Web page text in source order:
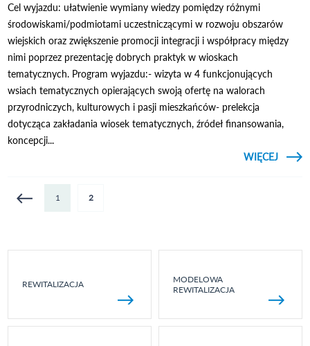
Cel wyjazdu: ułatwienie wymiany wiedzy pomiędzy różnymi
środowiskami/podmiotami uczestniczącymi w rozwoju obszarów
wiejskich oraz zwiększenie promocji integracji i współpracy między
nimi poprzez prezentację dobrych praktyk w wioskach
tematycznych. Program wyjazdu:- wizyta w 4 funkcjonujących
wsiach tematycznych opierających swoją ofertę na walorach
przyrodniczych, kulturowych i pasji mieszkańców- prelekcja
dotycząca zakładania wiosek tematycznych, źródeł finansowania,
koncepcji...
CZYTAJ
WIĘCEJ
O
Strony 1 2
REWITALIZACJA
MODELOWA
REWITALIZACJA